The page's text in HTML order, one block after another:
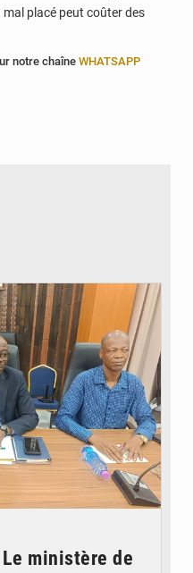
mal placé peut coûter des
notre chaîne WHATSAPP
ministère de